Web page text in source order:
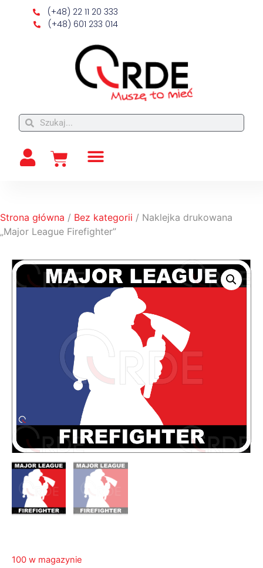
(+48) 22 11 20 333
(+48) 601 233 014
Strona główna / Bez kategorii / Naklejka drukowana
„Major League Firefighter”
100 w magazynie